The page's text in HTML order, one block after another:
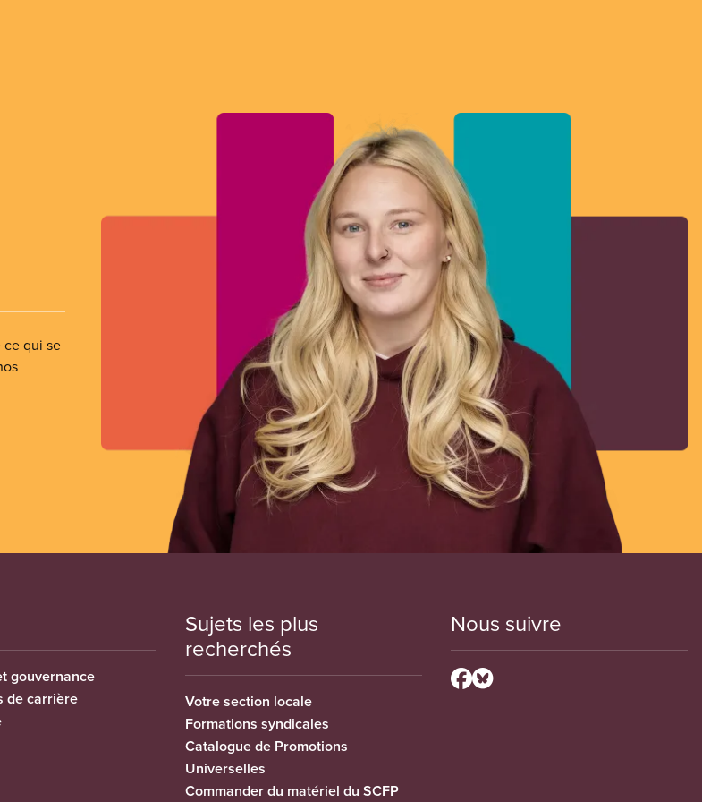
ce qui se
gouvernance
de carrière
Sujets les plus
recherchés
Votre section locale
Formations syndicales
Catalogue de Promotions
Universelles
Commander du matériel du SCFP
Nous suivre